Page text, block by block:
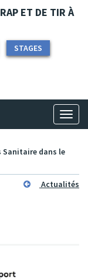
ET DE TIR À
STAGES
Sanitaire dans le
Actualités